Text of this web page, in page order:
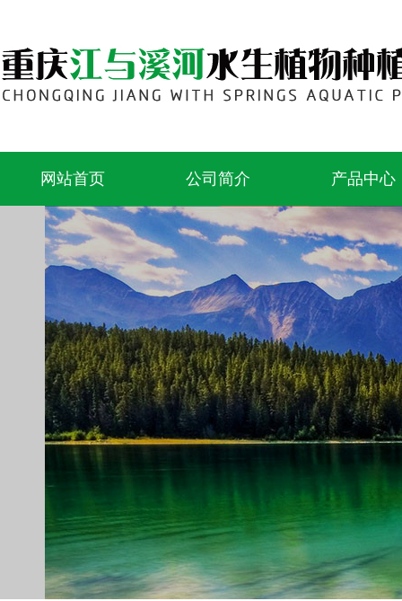
网站首页 公司简介 产品中心